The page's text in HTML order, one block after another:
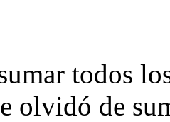
todos
olvidó de